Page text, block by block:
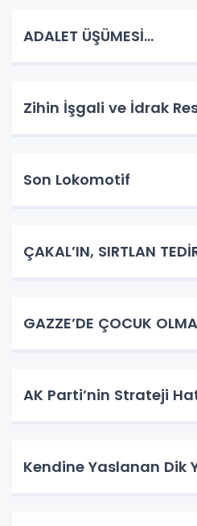
ADALET ÜŞÜMESİ…
Zihin İşgali ve İdrak
Son Lokomotif
ÇAKAL’IN, SIRTLAN
GAZZE’DE ÇOCUK
AK Parti’nin Strateji
Kendine Yaslanan Dik